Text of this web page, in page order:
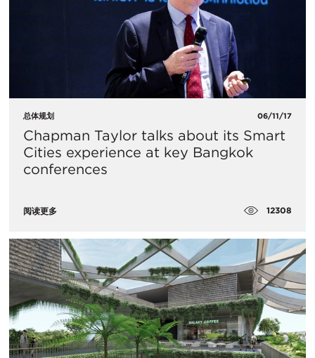
总体规划 06/11/17
Chapman Taylor talks about its Smart
Cities experience at key Bangkok
conferences
阅读更多 12308